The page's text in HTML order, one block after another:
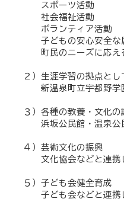
スポーツ活動
社会福祉活動
ボランティア活動
子どもの安心安全な居
町民のニーズに応える
２）生涯学習の拠点とし
新温泉町立宇都野学園
３）各種の教養・文化の
浜坂公民館・温泉公民
４）芸術文化の振興
文化協会などと連携
５）子ども会健全育成
子ども会などと連携